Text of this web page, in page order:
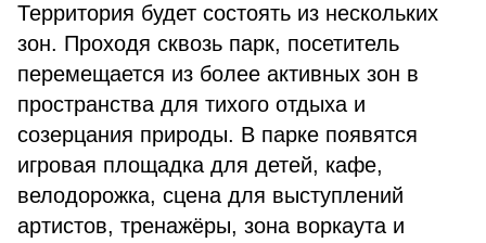
Территория будет состоять из нескольких
зон. Проходя сквозь парк, посетитель
перемещается из более активных зон в
пространства для тихого отдыха и
созерцания природы. В парке появятся
игровая площадка для детей, кафе,
велодорожка, сцена для выступлений
артистов, тренажёры, зона воркаута и